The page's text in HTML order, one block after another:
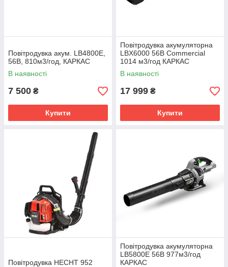
Повітродувка акум. LB4800E,
56В, 810м3/год, КАРКАС
В наявності
7 500 ₴
Купити
Повітродувка акумуляторна
LBX6000 56В Commercial
1014 м3/год КАРКАС
В наявності
17 999 ₴
Купити
Повітродувка HECHT 952
Повітродувка акумуляторна
LB5800E 56В 977м3/год
КАРКАС